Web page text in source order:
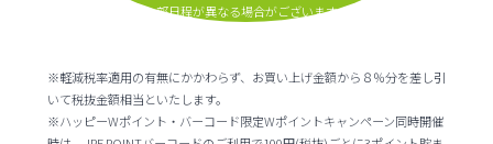
※一部日程が異なる場合がございます。
※軽減税率適用の有無にかかわらず、お買い上げ金額から８％分を差し引
いて税抜金額相当といたします。
※ハッピーWポイント・バーコード限定Wポイントキャンペーン同時開催